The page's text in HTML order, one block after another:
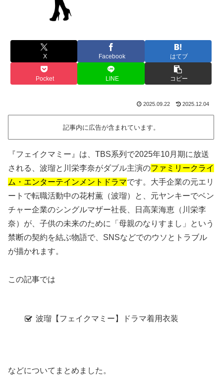
X Facebook はてブ
Pocket LINE コピー
2025.09.22 2025.12.04
記事内に広告が含まれています。
『フェイクマミー』は、TBS系列で2025年10月期に放送
される、波瑠と川栄李奈がダブル主演のファミリークライ
ム・エンターテインメントドラマです。大手企業の元エリ
ートで転職活動中の花村薫（波瑠）と、元ヤンキーでベン
チャー企業のシングルマザー社長、日高茉海恵（川栄李
奈）が、子供の未来のために「母親のなりすまし」という
禁断の契約を結ぶ物語で、SNSなどでのウソとトラブル
が描かれます。
この記事では
波瑠【フェイクマミー】ドラマ着用衣装
などについてまとめました。